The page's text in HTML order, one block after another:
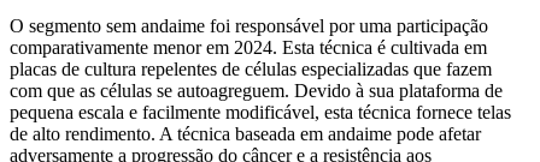
O segmento sem andaime foi responsável por uma participação
comparativamente menor em 2024. Esta técnica é cultivada em
placas de cultura repelentes de células especializadas que fazem
com que as células se autoagreguem. Devido à sua plataforma de
pequena escala e facilmente modificável, esta técnica fornece telas
de alto rendimento. A técnica baseada em andaime pode afetar
adversamente a progressão do câncer e a resistência aos